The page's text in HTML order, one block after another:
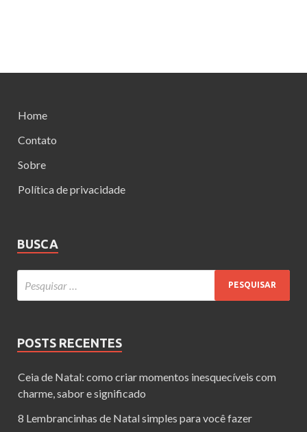
Home
Contato
Sobre
Política de privacidade
BUSCA
POSTS RECENTES
Ceia de Natal: como criar momentos inesquecíveis com
charme, sabor e significado
8 Lembrancinhas de Natal simples para você fazer